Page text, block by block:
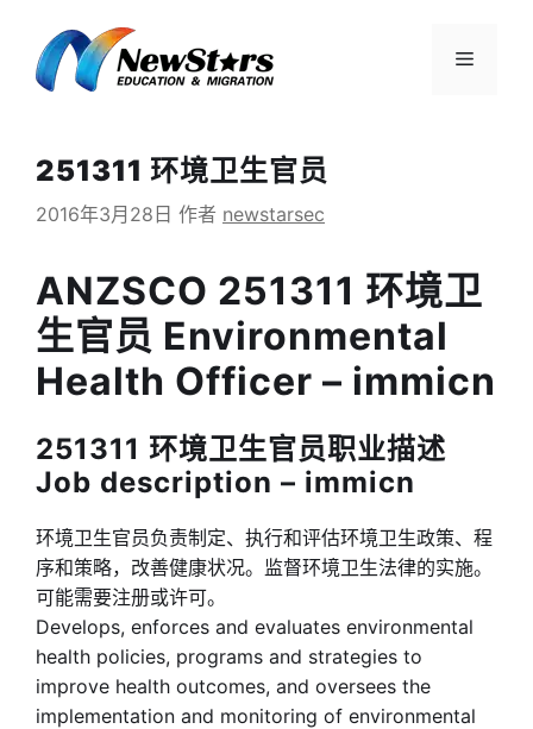
菜
251311 环境卫生官员
2016年3月28日 作者 newstarsec
ANZSCO 251311 环境卫
生官员 Environmental
Health Officer – immicn
251311 环境卫生官员职业描述
Job description – immicn
环境卫生官员负责制定、执行和评估环境卫生政策、程
序和策略，改善健康状况。监督环境卫生法律的实施。
可能需要注册或许可。
Develops, enforces and evaluates environmental
health policies, programs and strategies to
improve health outcomes, and oversees the
implementation and monitoring of environmental